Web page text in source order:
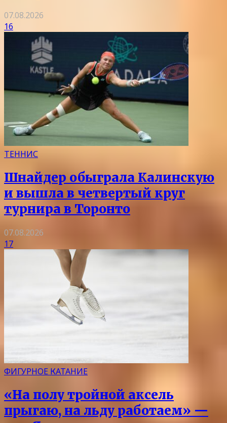
07.08.2026
16
ТЕННИС
Шнайдер обыграла Калинскую
и вышла в четвертый круг
турнира в Торонто
07.08.2026
17
ФИГУРНОЕ КАТАНИЕ
«На полу тройной аксель
прыгаю, на льду работаем» —